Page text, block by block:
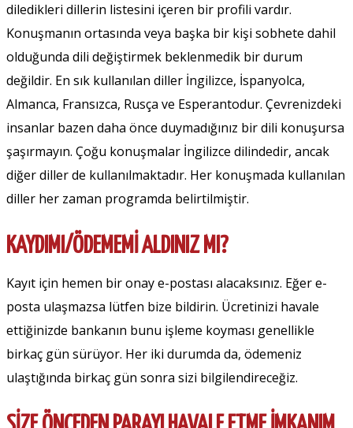
diledikleri dillerin listesini içeren bir profili vardır.
Konuşmanın ortasında veya başka bir kişi sobhete dahil
olduğunda dili değiştirmek beklenmedik bir durum
değildir. En sık kullanılan diller İngilizce, İspanyolca,
Almanca, Fransızca, Rusça ve Esperantodur. Çevrenizdeki
insanlar bazen daha önce duymadığınız bir dili konuşursa
şaşırmayın. Çoğu konuşmalar İngilizce dilindedir, ancak
diğer diller de kullanılmaktadır. Her konuşmada kullanılan
diller her zaman programda belirtilmiştir.
KAYDIMI/ÖDEMEMI ALDINIZ MI?
Kayıt için hemen bir onay e-postası alacaksınız. Eğer e-
posta ulaşmazsa lütfen bize bildirin. Ücretinizi havale
ettiğinizde bankanın bunu işleme koyması genellikle
birkaç gün sürüyor. Her iki durumda da, ödemeniz
ulaştığında birkaç gün sonra sizi bilgilendireceğiz.